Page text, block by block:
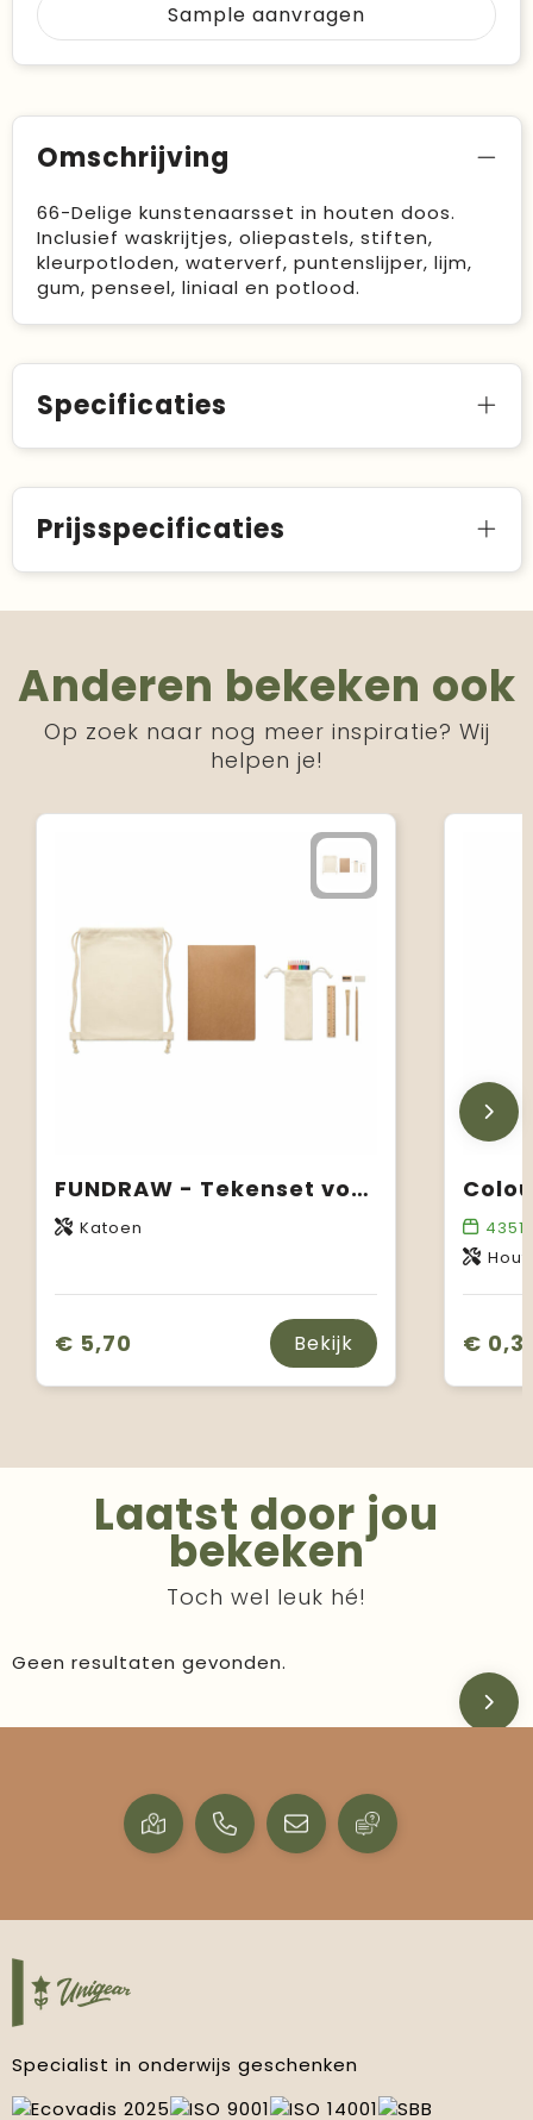
Sample aanvragen
Omschrijving
66-Delige kunstenaarsset in houten doos.
Inclusief waskrijtjes, oliepastels, stiften,
kleurpotloden, waterverf, puntenslijper, lijm,
gum, penseel, liniaal en potlood.
Specificaties
Prijsspecificaties
Anderen bekeken ook
Op zoek naar nog meer inspiratie? Wij
helpen je!
FUNDRAW - Tekenset voor kinderen
Katoen
€ 5,70 Bekijk €
Laatst door jou
bekeken
Toch wel leuk hé!
Geen resultaten gevonden.
Specialist in onderwijs geschenken